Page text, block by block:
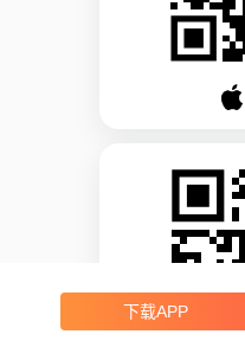
下载APP